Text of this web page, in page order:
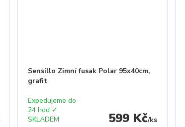
Sensillo Zimní fusak Polar 95x40cm,
grafit
599 Kč/ks
Expedujeme do
24 hod ✓
SKLADEM